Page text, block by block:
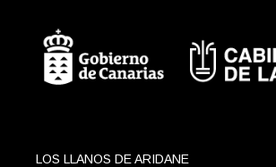
LOS LLANOS DE ARIDANE